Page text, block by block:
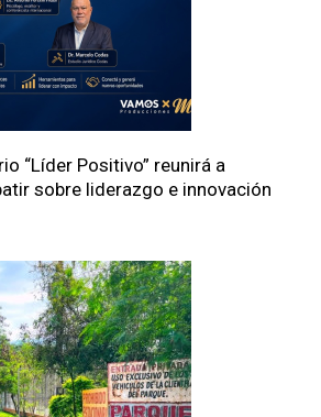
“Líder Positivo” reunirá a
sobre liderazgo e innovación